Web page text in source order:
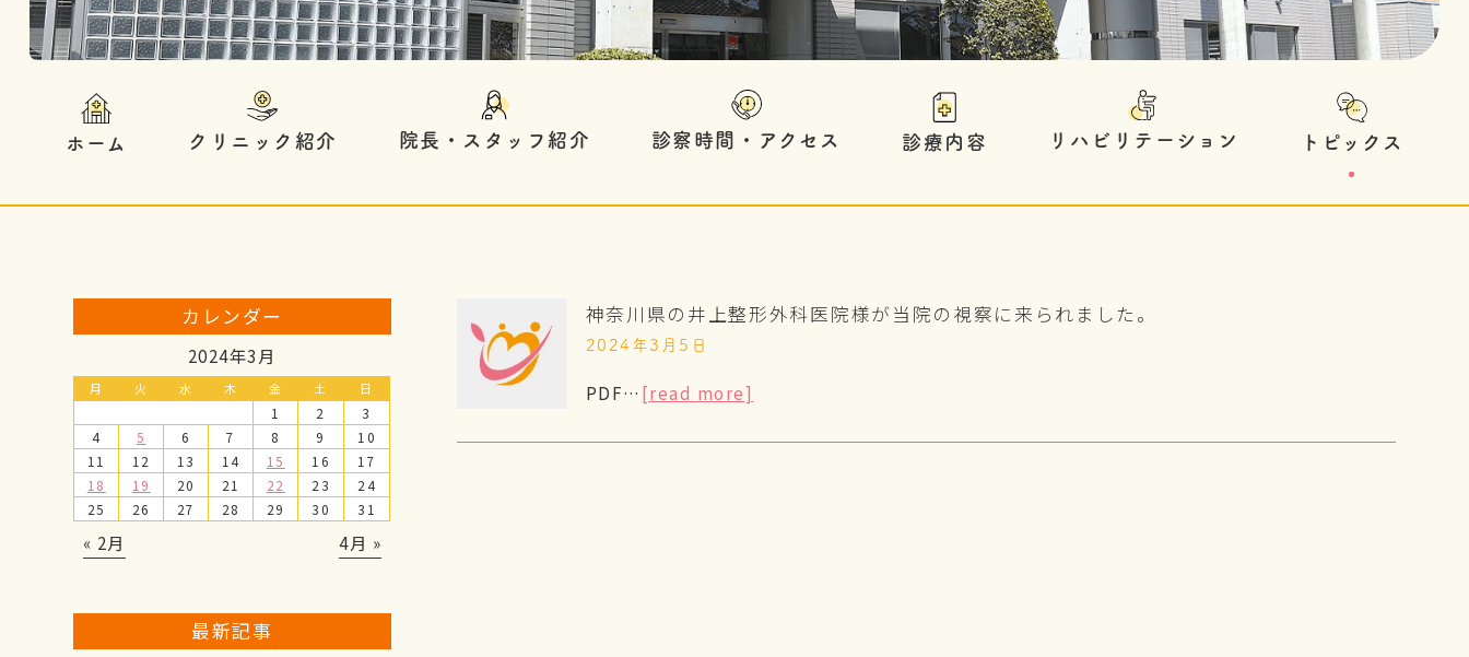
ホーム クリニック紹介 院長・スタッフ紹介 診察時間・アクセス 診療内容 リハビリテーション トピックス
神奈川県の井上整形外科医院様が当院の視察に来られました。
2024年3月5日
PDF… [read more]
カレンダー
2024年3月
月 火 水 木 金 土 日
1 2
3
4
5 6 7 8 9
10
11
12 13 14 15 16
17
18
19 20 21 22 23
24
25
26 27 28 29 30 31
« 2月 4月 »
最新記事